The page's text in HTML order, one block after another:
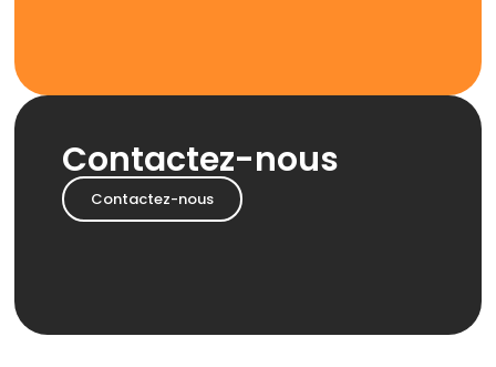
Contactez-nous
Contactez-nous